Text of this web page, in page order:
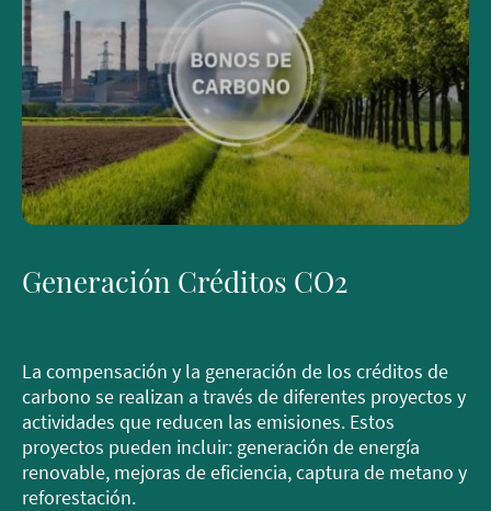
Generación Créditos CO2
La compensación y la generación de los créditos de
carbono se realizan a través de diferentes proyectos y
actividades que reducen las emisiones. Estos
proyectos pueden incluir: generación de energía
renovable, mejoras de eficiencia, captura de metano y
reforestación.